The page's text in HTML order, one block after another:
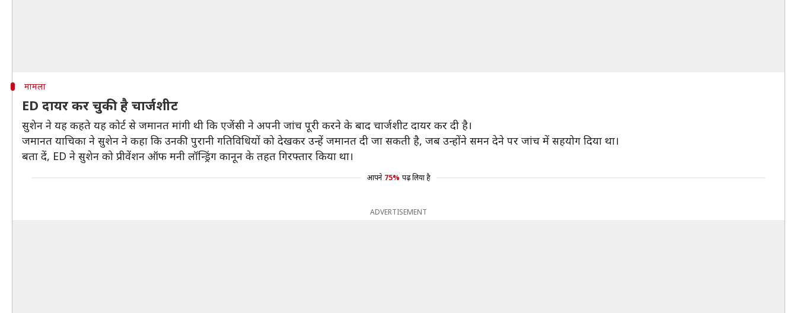
मामला
ED दायर कर चुकी है चार्जशीट
सुशेन ने यह कहते यह कोर्ट से जमानत मांगी थी कि एजेंसी ने अपनी जांच पूरी करने के बाद चार्जशीट दायर कर दी है।
जमानत याचिका ने सुशेन ने कहा कि उनकी पुरानी गतिविधियों को देखकर उन्हें जमानत दी जा सकती है, जब उन्होंने समन देने पर जांच में सहयोग दिया था।
बता दें, ED ने सुशेन को प्रीवेंशन ऑफ मनी लॉन्ड्रिंग कानून के तहत गिरफ्तार किया था।
आपने 75% पढ़ लिया है
ADVERTISEMENT